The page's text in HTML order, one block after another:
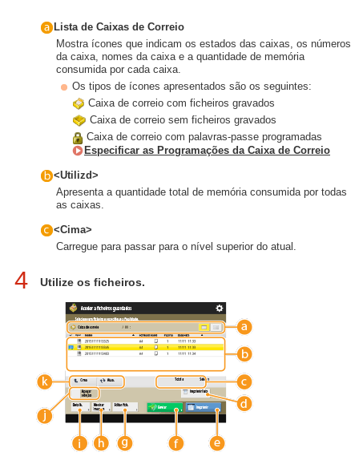
Lista de Caixas de Correio
Mostra ícones que indicam os estados das caixas, os números
da caixa, nomes da caixa e a quantidade de memória
consumida por cada caixa.
Os tipos de ícones apresentados são os seguintes:
Caixa de correio com ficheiros gravados
Caixa de correio sem ficheiros gravados
Caixa de correio com palavras-passe programadas
Especificar as Programações da Caixa de Correio
<Utilizd>
Apresenta a quantidade total de memória consumida por todas
as caixas.
<Cima>
Carregue para passar para o nível superior do atual.
4 Utilize os ficheiros.